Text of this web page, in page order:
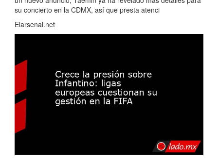
su concierto en la CDMX, así que presta atenci
Elarsenal.net